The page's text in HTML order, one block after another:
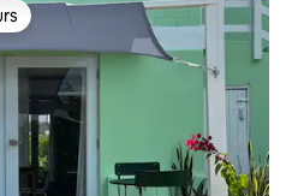
les plus appréciés